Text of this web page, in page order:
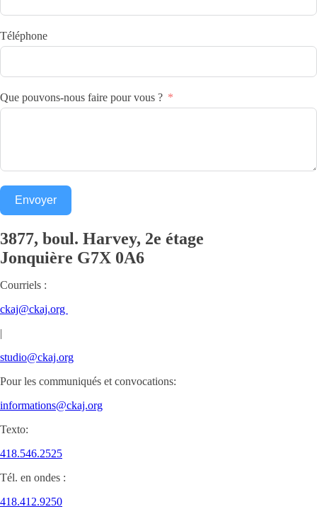
Téléphone
Que pouvons-nous faire pour vous ?
Envoyer
3877, boul. Harvey, 2e étage
Jonquière G7X 0A6
Courriels :
ckaj@ckaj.org
|
studio@ckaj.org
Pour les communiqués et convocations:
informations@ckaj.org
Texto:
418.546.2525
Tél. en ondes :
418.412.9250